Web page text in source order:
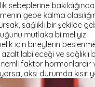
sebeplerine
gebe kalma
sağlıklı bir şekilde
mutlaka bilmeliyiz.
için bireylerin
ve
faktör hormonlardır
aksi durumda